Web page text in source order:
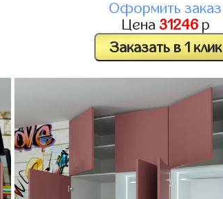
Оформить заказ
Цена 31246р
Заказать в 1 клик